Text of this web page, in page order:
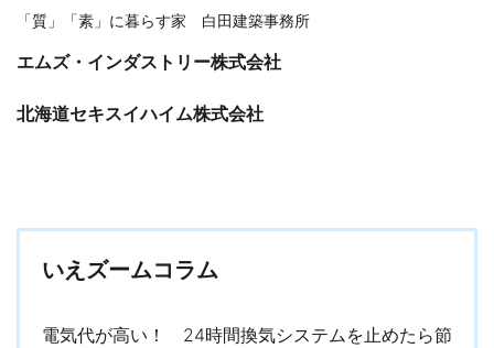
「質」「素」に暮らす家 白田建築事務所
エムズ・インダストリー株式会社
北海道セキスイハイム株式会社
いえズームコラム
電気代が高い！ 24時間換気システムを止めたら節